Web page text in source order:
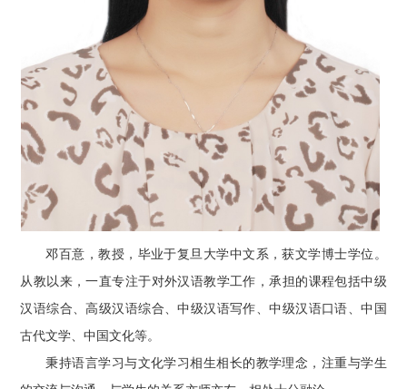
邓百意，教授，毕业于复旦大学中文系，获文学博士学位。
从教以来，一直专注于对外汉语教学工作，承担的课程包括中级
汉语综合、高级汉语综合、中级汉语写作、中级汉语口语、中国
古代文学、中国文化等。
秉持语言学习与文化学习相生相长的教学理念，注重与学生